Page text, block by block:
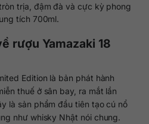
trịa, đậm đà và cực kỳ phong
tích 700ml.
rượu Yamazaki 18
Edition là bản phát hành
thuế ở sân bay, ra mắt lần
là sản phẩm đầu tiên tạo cú nổ
như whisky Nhật nói chung.